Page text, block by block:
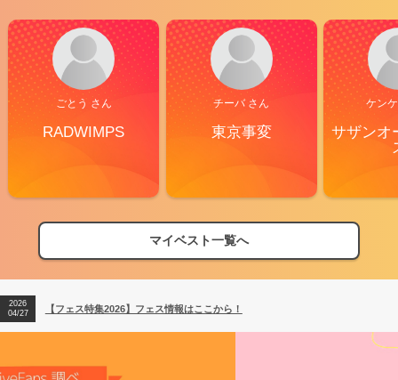
ごとう さん
RADWIMPS
チーバ さん
東京事変
ケン
サザンオ
マイベスト一覧へ
【フェス特集2026】フェス情報はここから！
【ライブ動員ランキング】2026年上半期編発表！
2026
04/27
【フェス特集2026】フェス情報はここから！
2026